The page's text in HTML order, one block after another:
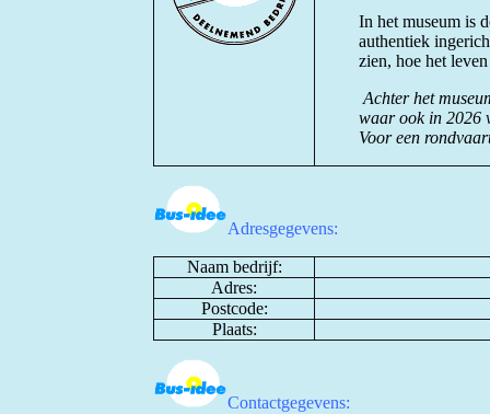
In het museum is
authentiek
zien, hoe het
Achter het
waar ook in 2026
Voor een
Adresgegevens:
Naam bedrijf:
Adres:
Postcode:
Plaats:
Contactgegevens: